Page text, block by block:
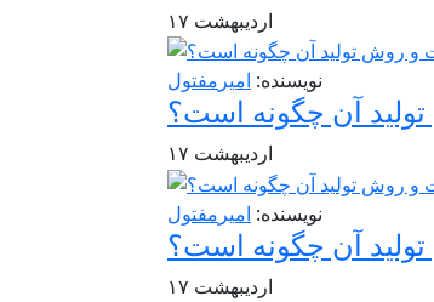
۱۷ اردیبهشت
مفتول نویسنده: امیر
آن چگونه است؟
۱۷ اردیبهشت
مفتول نویسنده: امیر
آن چگونه است؟
۱۷ اردیبهشت